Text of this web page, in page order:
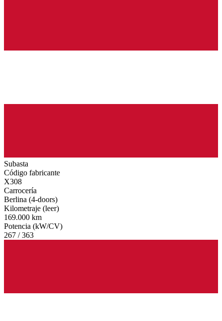
Subasta
Código fabricante
X308
Carrocería
Berlina (4-doors)
Kilometraje (leer)
169.000 km
Potencia (kW/CV)
267 / 363